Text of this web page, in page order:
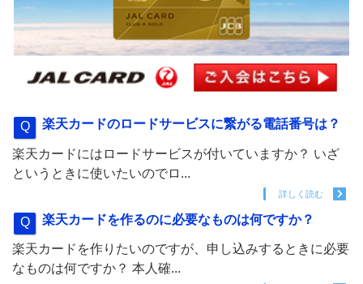
楽天カードのロードサービスに繋がる電話番号は？
楽天カードにはロードサービスが付いていますか？ いざ
というときに使いたいのでロ...
詳しく読む
楽天カードを作るのに必要なものは何ですか？
楽天カードを作りたいのですが、申し込みするときに必要
なものは何ですか？ 本人確...